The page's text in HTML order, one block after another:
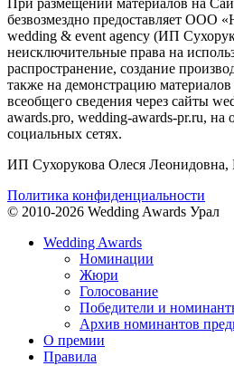
При размещении материалов на
безвозмездно предоставляет
wedding & event agency (ИП
неисключительные права на
распространение, создание
также на демонстрацию
всеобщего сведения через сайты
awards.pro, wedding-awards-pr.ru,
социальных сетях.
ИП Сухорукова Олеся
Политика конфиденциальности
© 2010-2026 Wedding Awards Урал
Wedding Awards
Номинации
Жюри
Голосование
Победители и
Архив номинантов
О премии
Правила